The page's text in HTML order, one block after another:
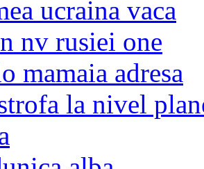
ucraina vaca
nv rusiei one
mamaia adresa
la nivel